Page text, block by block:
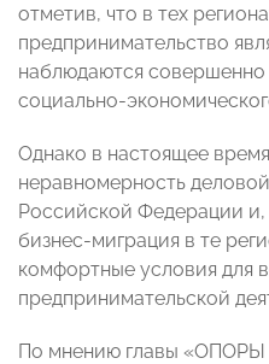
отметив, что в тех
предпринимательство
наблюдаются совершенно
социально-
Однако в настоящее
неравномерность
Российской Федерации и,
бизнес-миграция в те
комфортные условия для
предпринимательской
По мнению главы